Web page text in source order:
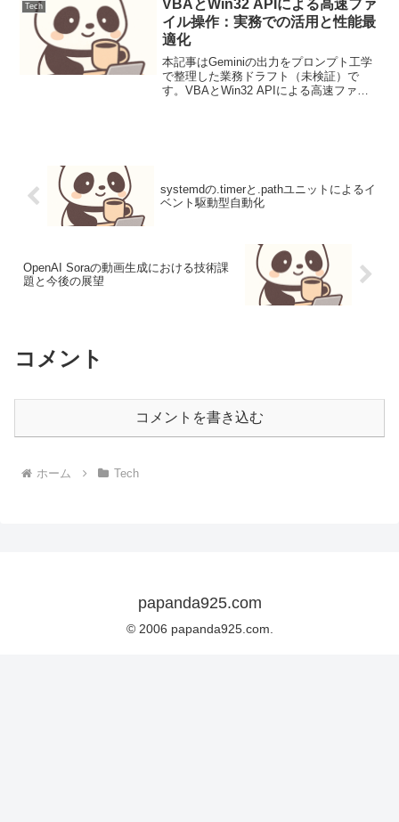
Tech
VBAとWin32 APIによる高速ファ
イル操作：実務での活用と性能最
適化
本記事はGeminiの出力をプロンプト工学
で整理した業務ドラフト（未検証）で
す。VBAとWin32 APIによる高速ファイ
systemdの.timerと.pathユニットによるイ
ベント駆動型自動化
OpenAI Soraの動画生成における技術課
題と今後の展望
コメント
コメントを書き込む
ホーム Tech
papanda925.com
© 2006 papanda925.com.